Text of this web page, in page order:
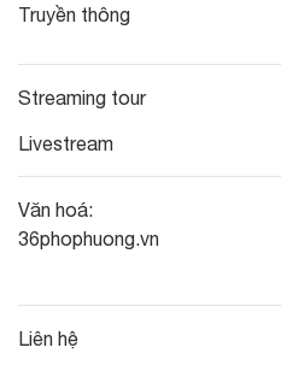
Truyền thông
Streaming tour
Livestream
Văn hoá:
36phophuong.vn
Liên hệ